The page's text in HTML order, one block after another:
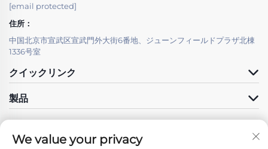
[email protected]
住所：
中国北京市宣武区宣武門外大街6番地、ジューンフィールドプラザ北棟
1336号室
クイックリンク
製品
We value your privacy